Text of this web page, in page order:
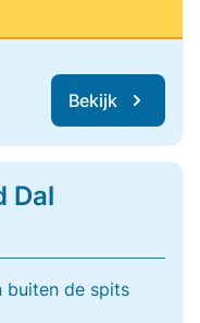
Bekijk
Dal
buiten de spits